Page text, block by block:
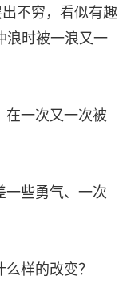
不穷，看似有趣
浪时被一浪又一
一次又一次被
些勇气、一次
样的改变？